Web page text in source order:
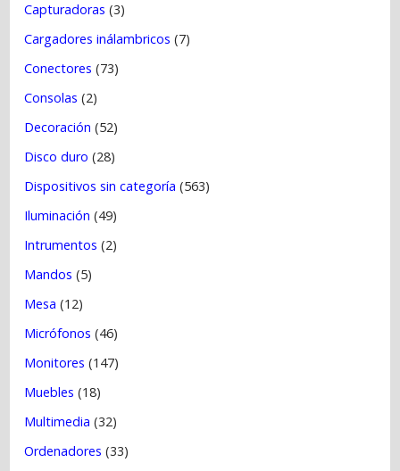
Capturadoras (3)
Cargadores inálambricos (7)
Conectores (73)
Consolas (2)
Decoración (52)
Disco duro (28)
Dispositivos sin categoría (563)
Iluminación (49)
Intrumentos (2)
Mandos (5)
Mesa (12)
Micrófonos (46)
Monitores (147)
Muebles (18)
Multimedia (32)
Ordenadores (33)